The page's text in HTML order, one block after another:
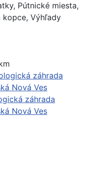
Pútnické miesta,
kopce, Výhľady
záhrada
Nová Ves